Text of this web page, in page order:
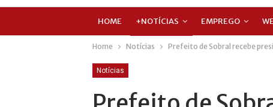
HOME +NOTÍCIAS EMPREGO
Home Notícias Prefeito de Sobral recebe
Notícias